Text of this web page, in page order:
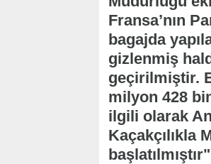
Fransa’nın
bagajda
gizlenmiş
geçirilmiştir.
milyon 428
ilgili olarak
Kaçakçılıkla